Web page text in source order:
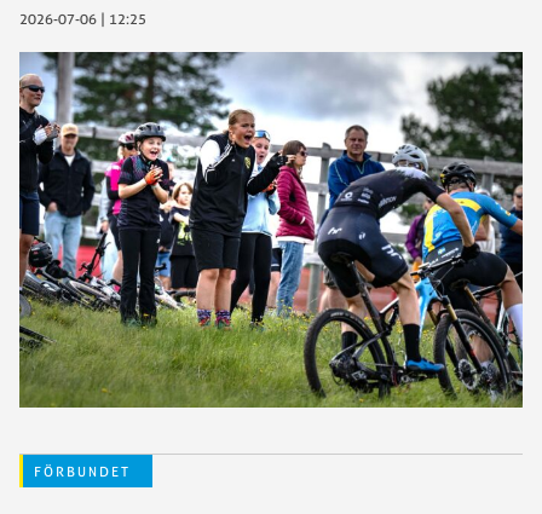
2026-07-06 | 12:25
FÖRBUNDET